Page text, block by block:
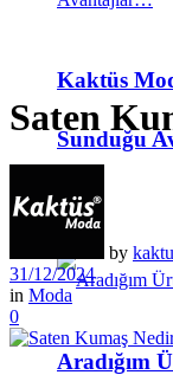
Kaktüs
Sunduğu
SSS
Aradığım
Saten
by
31/12/2024
in Moda
0